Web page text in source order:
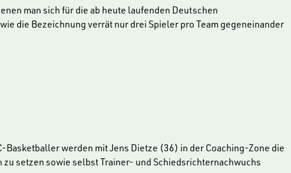
man sich für die ab heute laufenden Deutschen
die Bezeichnung verrät nur drei Spieler pro Team gegeneinander
werden mit Jens Dietze (36) in der Coaching-Zone die
setzen sowie selbst Trainer- und Schiedsrichternachwuchs